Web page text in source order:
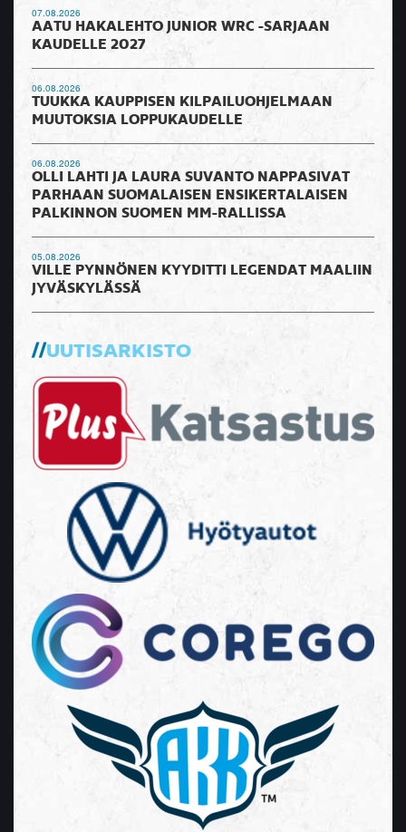
07.08.2026
AATU HAKALEHTO JUNIOR WRC -SARJAAN
KAUDELLE 2027
06.08.2026
TUUKKA KAUPPISEN KILPAILUOHJELMAAN
MUUTOKSIA LOPPUKAUDELLE
06.08.2026
OLLI LAHTI JA LAURA SUVANTO NAPPASIVAT
PARHAAN SUOMALAISEN ENSIKERTALAISEN
PALKINNON SUOMEN MM-RALLISSA
05.08.2026
VILLE PYNNÖNEN KYYDITTI LEGENDAT MAALIIN
JYVÄSKYLÄSSÄ
UUTISARKISTO